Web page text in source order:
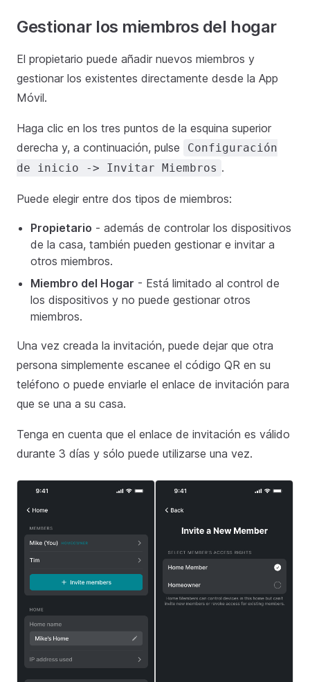
Gestionar los miembros del hogar
El propietario puede añadir nuevos miembros y
gestionar los existentes directamente desde la App
Móvil.
Haga clic en los tres puntos de la esquina superior
derecha y, a continuación, pulse
Configuración
de inicio -> Invitar Miembros .
Puede elegir entre dos tipos de miembros:
Propietario - además de controlar los dispositivos
de la casa, también pueden gestionar e invitar a
otros miembros.
Miembro del Hogar - Está limitado al control de
los dispositivos y no puede gestionar otros
miembros.
Una vez creada la invitación, puede dejar que otra
persona simplemente escanee el código QR en su
teléfono o puede enviarle el enlace de invitación para
que se una a su casa.
Tenga en cuenta que el enlace de invitación es válido
durante 3 días y sólo puede utilizarse una vez.